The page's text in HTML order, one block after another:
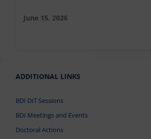
June 15, 2026
ADDITIONAL LINKS
BDI DIT Sessions
BDI Meetings and Events
Doctoral Actions